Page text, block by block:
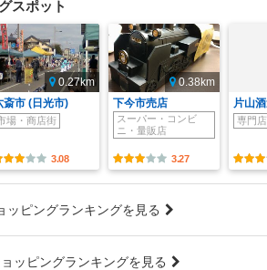
スポット
0.27km
斎市 (日光市)
場・商店街
3.08
0.38km
下今市売店
スーパー・コンビ
ニ・量販店
3.27
片山
専門店
ッピングランキングを見る
ッピングランキングを見る